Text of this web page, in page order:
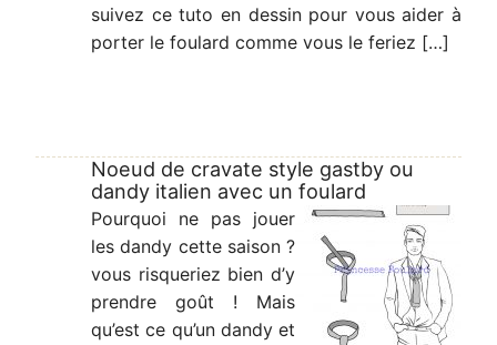
suivez ce tuto en dessin pour vous aider à
porter le foulard comme vous le feriez […]
Noeud de cravate style gastby ou
dandy italien avec un foulard
Pourquoi ne pas jouer
les dandy cette saison ?
vous risqueriez bien d’y
prendre goût ! Mais
qu’est ce qu’un dandy et